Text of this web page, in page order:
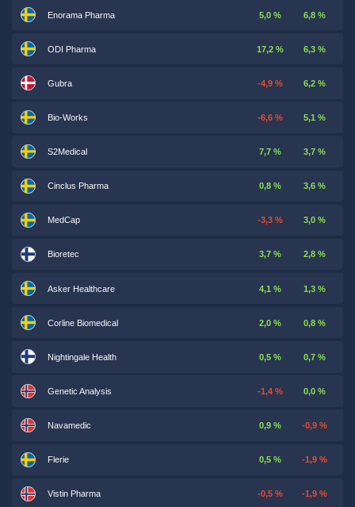
Enorama Pharma 5,0 % 6,8 %
ODI Pharma 17,2 % 6,3 %
Gubra -4,9 % 6,2 %
Bio-Works -6,6 % 5,1 %
S2Medical 7,7 % 3,7 %
Cinclus Pharma 0,8 % 3,6 %
MedCap -3,3 % 3,0 %
Bioretec 3,7 % 2,8 %
Asker Healthcare 4,1 % 1,3 %
Corline Biomedical 2,0 % 0,8 %
Nightingale Health 0,5 % 0,7 %
Genetic Analysis -1,4 % 0,0 %
Navamedic 0,9 % -0,9 %
Flerie 0,5 % -1,9 %
Vistin Pharma -0,5 % -1,9 %